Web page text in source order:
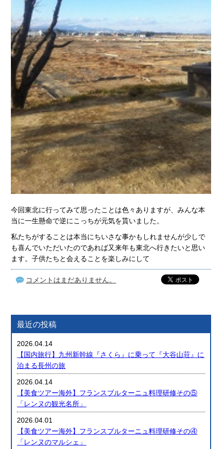
今回東北に行ってみて思ったことは色々ありますが、みんな本
当に一生懸命で逆にこっちが元気を貰いました。
私たちがすることは本当にちいさな事かもしれませんが少しで
も喜んでいただいたのであれば又来年も東北へ行きたいと思い
ます。子供たちと会えることを楽しみにして
コメントはまだありません。
最近の投稿
2026.04.14
【国内旅行】九州新幹線『さくら』に乗って『大谷山荘』に
泊まる長州の旅
2026.04.14
【美食ツアー海外】フランスブルターニュ料理研修その⑤
「レンヌの観光名所」
2026.04.01
【美食ツアー海外】フランスブルターニュ料理研修その④
「レンヌのマルシェ」